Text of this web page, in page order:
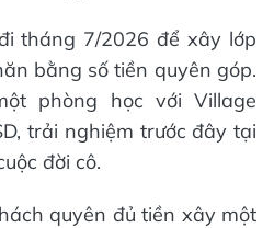
tháng 7/2026 để xây lớp
bằng số tiền quyên góp.
phòng học với Village
trải nghiệm trước đây tại
đời cô.
quyên đủ tiền xây một